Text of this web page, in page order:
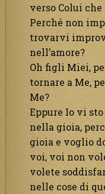
verso Colui
Perché non
trovarvi
nell’amore?
Oh figli Miei,
tornare a Me,
Me?
Eppure Io vi
nella gioia,
gioia e voglio
voi, voi non
volete
nelle cose di